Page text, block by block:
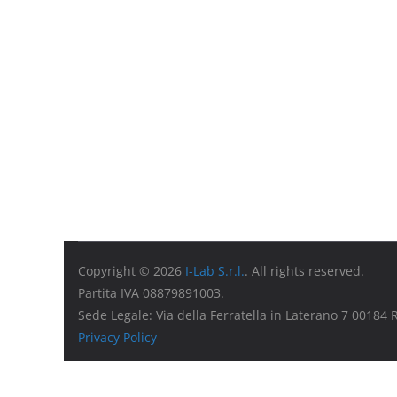
Copyright © 2026 I-Lab S.r.l.. All rights reserved.
Partita IVA 08879891003.
Sede Legale: Via della Ferratella in Laterano 7 00184
Privacy Policy